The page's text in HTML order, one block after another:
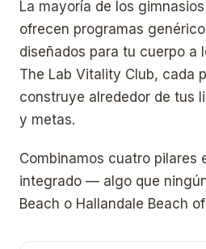
La mayoría de los
ofrecen programas
diseñados para tu cuerpo a
The Lab Vitality Club, cada
construye alrededor de tus
y metas.
Combinamos cuatro pilares
integrado — algo que
Beach o Hallandale Beach